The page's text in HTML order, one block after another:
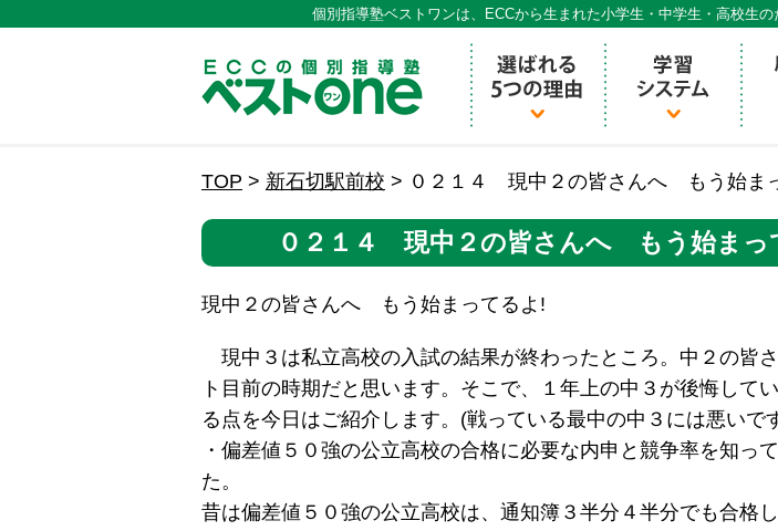
個別指導塾ベストワンは、ECCから生まれた小学生・中学生・高校生
ECCの個別指導ECCベストワン
TOP > 新石切駅前校 > ０２１４ 現中２の皆さんへ もう始ま
０２１４ 現中２の皆さんへ もう始まっ
現中２の皆さんへ もう始まってるよ!
現中３は私立高校の入試の結果が終わったところ。中２の皆
ト目前の時期だと思います。そこで、１年上の中３が後悔して
る点を今日はご紹介します。(戦っている最中の中３には悪いで
・偏差値５０強の公立高校の合格に必要な内申と競争率を知っ
た。
昔は偏差値５０強の公立高校は、通知簿３半分４半分でも合格